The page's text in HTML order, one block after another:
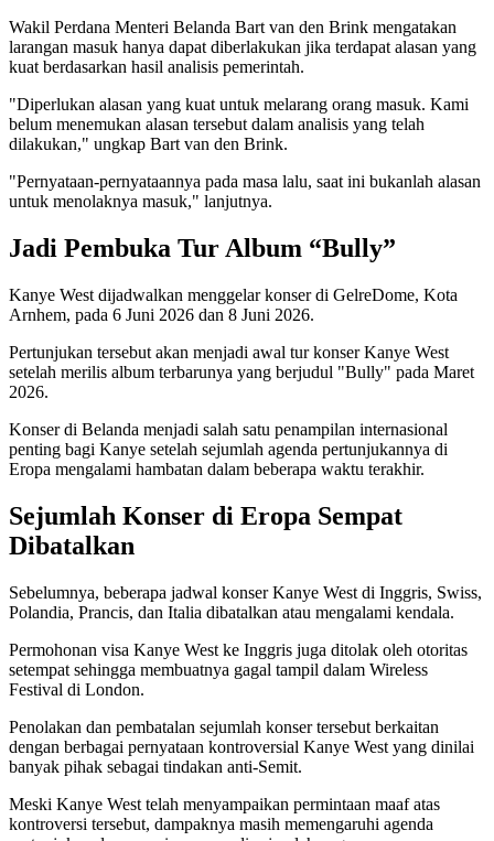
Wakil Perdana Menteri Belanda Bart van den Brink mengatakan
larangan masuk hanya dapat diberlakukan jika terdapat alasan yang
kuat berdasarkan hasil analisis pemerintah.
"Diperlukan alasan yang kuat untuk melarang orang masuk. Kami
belum menemukan alasan tersebut dalam analisis yang telah
dilakukan," ungkap Bart van den Brink.
"Pernyataan-pernyataannya pada masa lalu, saat ini bukanlah alasan
untuk menolaknya masuk," lanjutnya.
Jadi Pembuka Tur Album “Bully”
Kanye West dijadwalkan menggelar konser di GelreDome, Kota
Arnhem, pada 6 Juni 2026 dan 8 Juni 2026.
Pertunjukan tersebut akan menjadi awal tur konser Kanye West
setelah merilis album terbarunya yang berjudul "Bully" pada Maret
2026.
Konser di Belanda menjadi salah satu penampilan internasional
penting bagi Kanye setelah sejumlah agenda pertunjukannya di
Eropa mengalami hambatan dalam beberapa waktu terakhir.
Sejumlah Konser di Eropa Sempat
Dibatalkan
Sebelumnya, beberapa jadwal konser Kanye West di Inggris, Swiss,
Polandia, Prancis, dan Italia dibatalkan atau mengalami kendala.
Permohonan visa Kanye West ke Inggris juga ditolak oleh otoritas
setempat sehingga membuatnya gagal tampil dalam Wireless
Festival di London.
Penolakan dan pembatalan sejumlah konser tersebut berkaitan
dengan berbagai pernyataan kontroversial Kanye West yang dinilai
banyak pihak sebagai tindakan anti-Semit.
Meski Kanye West telah menyampaikan permintaan maaf atas
kontroversi tersebut, dampaknya masih memengaruhi agenda